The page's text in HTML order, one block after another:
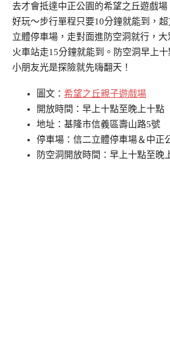
去才會抵達中正公園的希望之丘遊戲
好玩～步行單程只要10分鐘就能到，
立體停車場，走對面進防空洞就行，
火車站走15分鐘就能到。防空洞早上十
小朋友光是探險就先嗨翻天！
圖文： 希望之丘親子遊戲場
開放時間：早上十點至晚上十點
地址：基隆市信義區壽山路5號
停車場：信二立體停車場＆中正
防空洞開放時間：早上十點至晚